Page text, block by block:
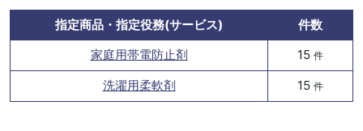
指定商品・指定役務(サービス)
件数
家庭用帯電防止剤
15 件
洗濯用柔軟剤 15 件